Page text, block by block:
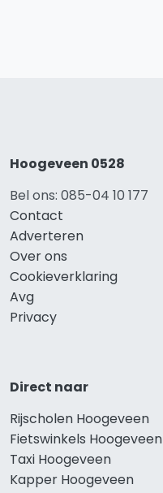
Hoogeveen 0528
Bel ons: 085-04 10 177
Contact
Adverteren
Over ons
Cookieverklaring
Avg
Privacy
Direct naar
Rijscholen Hoogeveen
Fietswinkels Hoogeveen
Taxi Hoogeveen
Kapper Hoogeveen